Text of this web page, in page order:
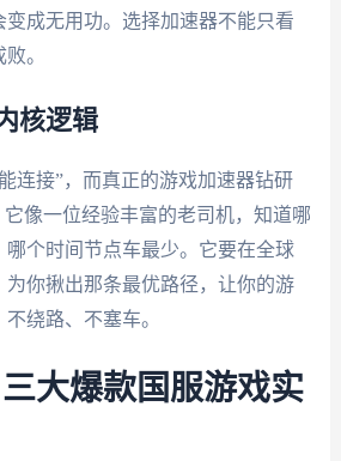
成无用功。选择加速器不能只看
。
核逻辑
连接”，而真正的游戏加速器钻研
它像一位经验丰富的老司机，知道哪
个时间节点车最少。它要在全球
为你揪出那条最优路径，让你的游
绕路、不塞车。
大爆款国服游戏实